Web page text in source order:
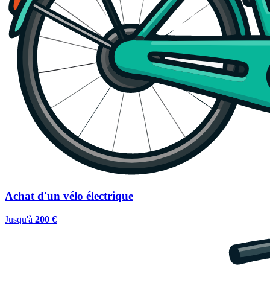
Achat d'un vélo électrique
Jusqu'à 200 €